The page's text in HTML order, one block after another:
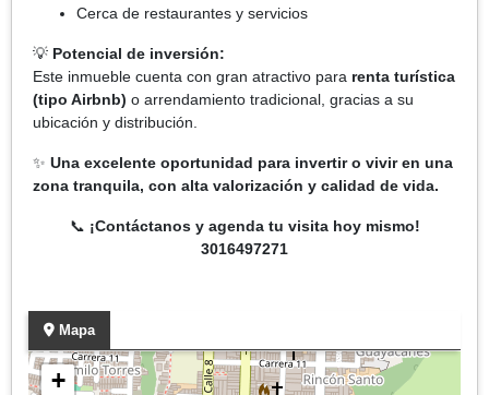
Cerca de restaurantes y servicios
💡 Potencial de inversión:
Este inmueble cuenta con gran atractivo para renta turística
(tipo Airbnb) o arrendamiento tradicional, gracias a su
ubicación y distribución.
✨ Una excelente oportunidad para invertir o vivir en una
zona tranquila, con alta valorización y calidad de vida.
📞 ¡Contáctanos y agenda tu visita hoy mismo!
3016497271
Mapa
+